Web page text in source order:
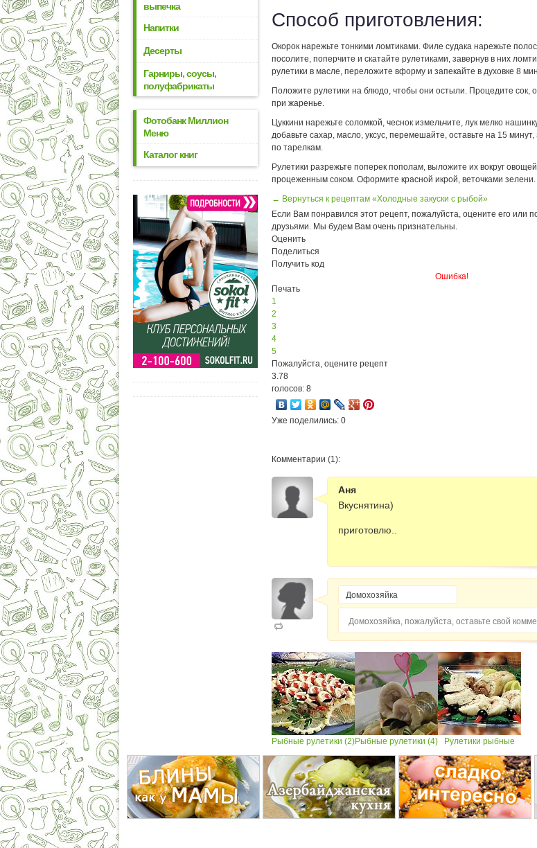
выпечка
Напитки
Десерты
Гарниры, соусы,
полуфабрикаты
Фотобанк Миллион
Меню
Каталог книг
Способ приготовления:
Окорок нарежьте тонкими ломтиками. Филе судака нарежьте
посолите, поперчите и скатайте рулетиками, завернув в них
рулетики в масле, переложите вформу и запекайте в духовке 8
Положите рулетики на блюдо, чтобы они остыли. Процедите сок,
при жаренье.
Цуккини нарежьте соломкой, чеснок измельчите, лук мелко
добавьте сахар, масло, уксус, перемешайте, оставьте на 15
по тарелкам.
Рулетики разрежьте поперек пополам, выложите их вокруг
процеженным соком. Оформите красной икрой, веточками зелени.
← Вернуться к рецептам «Холодные закуски с рыбой»
Если Вам понравился этот рецепт, пожалуйста, оцените его или
друзьями. Мы будем Вам очень признательны.
Оценить
Поделиться
Получить код
Ошибка!
Печать
1
2
3
4
5
Пожалуйста, оцените рецепт
3.78
голосов: 8
Уже поделились: 0
Комментарии (1):
Аня
Вкуснятина)
приготовлю..
Домохозяйка, пожалуйста, оставьте свой
Рыбные рулетики (2)Рыбные рулетики (4) Рулетики рыбные